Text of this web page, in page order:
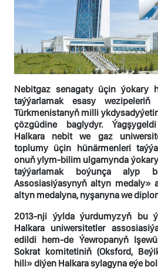
Nebitgaz senagaty üçin ýokary
taýýarlamak esasy
Türkmenistanyň milli
çözgüdine baglydyr.
Halkara nebit we gaz
toplumy üçin hünärmenleri
onuň ylym-bilim ulgamynda
taýýarlamak boýunça alyp
Assosiasiýasynyň altyn medaly»
altyn medalyna, nyşanyna we
2013-nji ýylda ýurdumyzyň bu
Halkara uniwersitetler
edildi hem-de Ýewropanyň
Sokrat komitetiniň (Oksford,
hili» diýen Halkara sylagyna eýe